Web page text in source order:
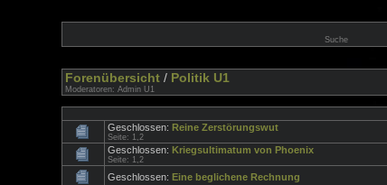
Suche
Forenübersicht/ Politik U1
Moderatoren: Admin U1
Geschlossen: Reine Zerstörungswut
Seite: 1,2
Geschlossen: Kriegsultimatum von Phoenix
Seite: 1,2
Geschlossen: Eine beglichene Rechnung